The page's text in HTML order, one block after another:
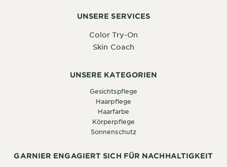
UNSERE SERVICES
Color Try-On
Skin Coach
UNSERE KATEGORIEN
Gesichtspflege
Haarpflege
Haarfarbe
Körperpflege
Sonnenschutz
GARNIER ENGAGIERT SICH FÜR NACHHALTIGKEIT